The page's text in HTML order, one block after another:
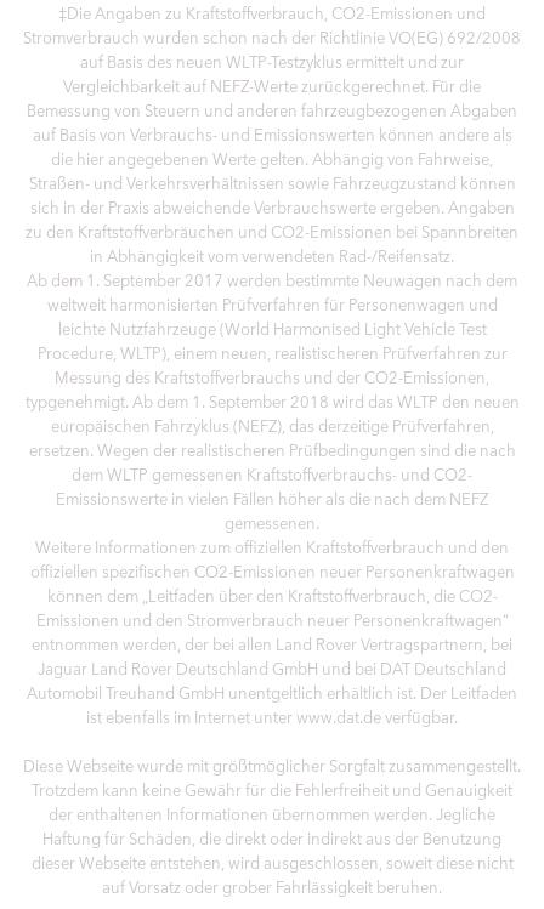
‡Die Angaben zu Kraftstoffverbrauch, CO2-Emissionen und
Stromverbrauch wurden schon nach der Richtlinie VO(EG) 692/2008
auf Basis des neuen WLTP-Testzyklus ermittelt und zur
Vergleichbarkeit auf NEFZ-Werte zurückgerechnet. Für die
Bemessung von Steuern und anderen fahrzeugbezogenen Abgaben
auf Basis von Verbrauchs- und Emissionswerten können andere als
die hier angegebenen Werte gelten. Abhängig von Fahrweise,
Straßen- und Verkehrsverhältnissen sowie Fahrzeugzustand können
sich in der Praxis abweichende Verbrauchswerte ergeben. Angaben
zu den Kraftstoffverbräuchen und CO2-Emissionen bei Spannbreiten
in Abhängigkeit vom verwendeten Rad-/Reifensatz.
Ab dem 1. September 2017 werden bestimmte Neuwagen nach dem
weltweit harmonisierten Prüfverfahren für Personenwagen und
leichte Nutzfahrzeuge (World Harmonised Light Vehicle Test
Procedure, WLTP), einem neuen, realistischeren Prüfverfahren zur
Messung des Kraftstoffverbrauchs und der CO2-Emissionen,
typgenehmigt. Ab dem 1. September 2018 wird das WLTP den neuen
europäischen Fahrzyklus (NEFZ), das derzeitige Prüfverfahren,
ersetzen. Wegen der realistischeren Prüfbedingungen sind die nach
dem WLTP gemessenen Kraftstoffverbrauchs- und CO2-
Emissionswerte in vielen Fällen höher als die nach dem NEFZ
gemessenen.
Weitere Informationen zum offiziellen Kraftstoffverbrauch und den
offiziellen spezifischen CO2-Emissionen neuer Personenkraftwagen
können dem „Leitfaden über den Kraftstoffverbrauch, die CO2-
Emissionen und den Stromverbrauch neuer Personenkraftwagen“
entnommen werden, der bei allen Land Rover Vertragspartnern, bei
Jaguar Land Rover Deutschland GmbH und bei DAT Deutschland
Automobil Treuhand GmbH unentgeltlich erhältlich ist. Der Leitfaden
ist ebenfalls im Internet unter www.dat.de verfügbar.
Diese Webseite wurde mit größtmöglicher Sorgfalt zusammengestellt.
Trotzdem kann keine Gewähr für die Fehlerfreiheit und Genauigkeit
der enthaltenen Informationen übernommen werden. Jegliche
Haftung für Schäden, die direkt oder indirekt aus der Benutzung
dieser Webseite entstehen, wird ausgeschlossen, soweit diese nicht
auf Vorsatz oder grober Fahrlässigkeit beruhen.